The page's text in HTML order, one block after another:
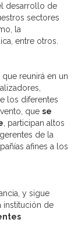
desarrollo de
sectores
la
entre otros.
reunirá en un
los diferentes
que se
, participan altos
de la
afines a los
y sigue
institución de